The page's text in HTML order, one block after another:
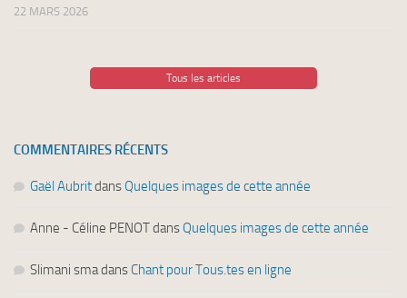
22 MARS 2026
Tous les articles
COMMENTAIRES RÉCENTS
Gaël Aubritdans Quelques images de cette année
Anne - Céline PENOTdans Quelques images de cette année
Slimani smadans Chant pour Tous.tes en ligne